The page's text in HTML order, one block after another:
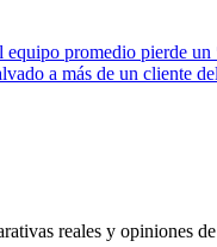
promedio pierde
a más de un cliente
reales y opiniones